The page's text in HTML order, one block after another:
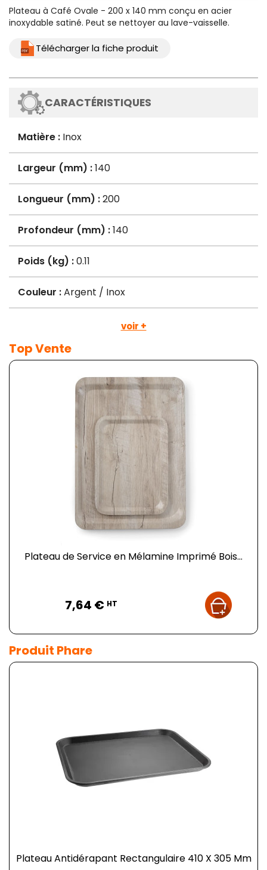
Plateau à Café Ovale - 200 x 140 mm conçu en acier
inoxydable satiné. Peut se nettoyer au lave-vaisselle.
Télécharger la fiche produit
CARACTÉRISTIQUES
Matière : Inox
Largeur (mm) :140
Longueur (mm) :200
Profondeur (mm) :140
Poids (kg) :0.11
Couleur :Argent / Inox
voir +
Top Vente
Plateau de Service en Mélamine Imprimé Bois...
7,64 € HT
Produit Phare
Plateau Antidérapant Rectangulaire 410 X 305 Mm